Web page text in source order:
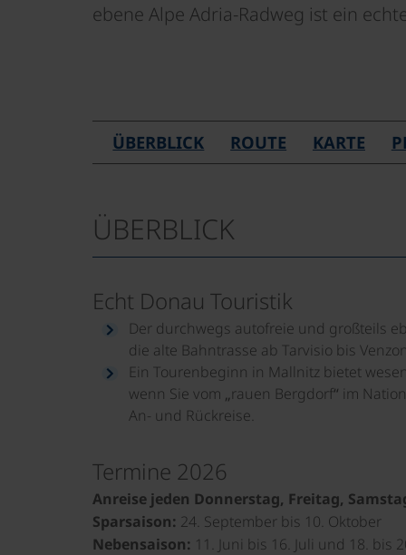
ebene Alpe Adria-Radweg ist ein
ÜBERBLICK ROUTE KARTE
ÜBERBLICK
Echt Donau Touristik
Der durchwegs autofreie und großteils
die alte Bahntrasse ab Tarvisio bis
Ein Tourenbeginn in Mallnitz bietet
wenn Sie vom „rauen Bergdorf“ im
An- und Rückreise.
Termine 2026
Anreise jeden Donnerstag, Freitag,
Sparsaison: 24. September bis 10. Oktober
Nebensaison: 11. Juni bis 16. Juli und 18. bis